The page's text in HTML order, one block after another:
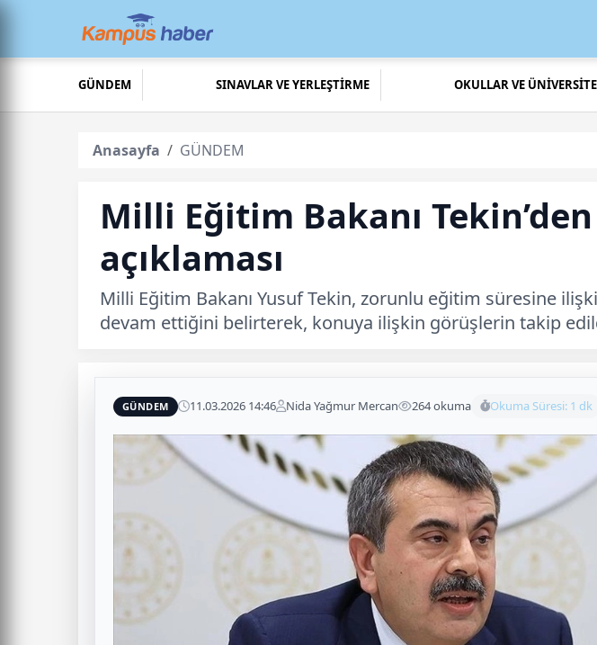
GÜNDEM SINAVLAR VE YERLEŞTİRME OKULLAR VE
Anasayfa GÜNDEM
Milli Eğitim Bakanı
açıklaması
Milli Eğitim Bakanı Yusuf Tekin, zorunlu eğitim süresine
devam ettiğini belirterek, konuya ilişkin görüşlerin takip
GÜNDEM 11.03.2026 14:46 Nida Yağmur Mercan 264 okuma Okuma Süresi: 1 dk